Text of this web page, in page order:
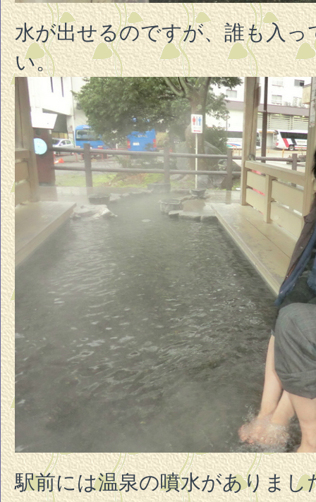
水が出せるのですが、誰も入
い。
駅前には温泉の噴水がありまし